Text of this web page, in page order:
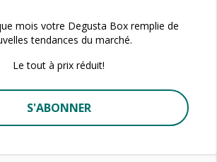
mois votre Degusta Box remplie de
tendances du marché.
Le tout à prix réduit!
S'ABONNER